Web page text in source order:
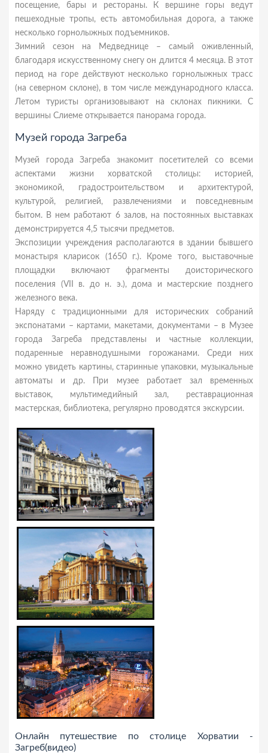
посещение, бары и рестораны. К вершине горы ведут
пешеходные тропы, есть автомобильная дорога, а также
несколько горнолыжных подъемников.
Зимний сезон на Медведнице – самый оживленный,
благодаря искусственному снегу он длится 4 месяца. В этот
период на горе действуют несколько горнолыжных трасс
(на северном склоне), в том числе международного класса.
Летом туристы организовывают на склонах пикники. С
вершины Слиеме открывается панорама города.
Музей города Загреба
Музей города Загреба знакомит посетителей со всеми
аспектами жизни хорватской столицы: историей,
экономикой, градостроительством и архитектурой,
культурой, религией, развлечениями и повседневным
бытом. В нем работают 6 залов, на постоянных выставках
демонстрируется 4,5 тысячи предметов.
Экспозиции учреждения располагаются в здании бывшего
монастыря кларисок (1650 г.). Кроме того, выставочные
площадки включают фрагменты доисторического
поселения (VII в. до н. э.), дома и мастерские позднего
железного века.
Наряду с традиционными для исторических собраний
экспонатами – картами, макетами, документами – в Музее
города Загреба представлены и частные коллекции,
подаренные неравнодушными горожанами. Среди них
можно увидеть картины, старинные упаковки, музыкальные
автоматы и др. При музее работает зал временных
выставок, мультимедийный зал, реставрационная
мастерская, библиотека, регулярно проводятся экскурсии.
Онлайн путешествие по столице Хорватии -
Загреб(видео)